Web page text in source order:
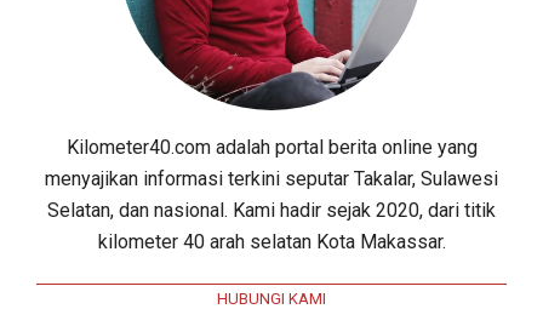
Kilometer40.com adalah portal berita online yang
menyajikan informasi terkini seputar Takalar, Sulawesi
Selatan, dan nasional. Kami hadir sejak 2020, dari titik
kilometer 40 arah selatan Kota Makassar.
HUBUNGI KAMI